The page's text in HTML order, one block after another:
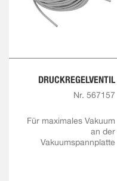
DRUCKREGELVENTIL
Nr. 567157
Für maximales Vakuum
an der
Vakuumspannplatte